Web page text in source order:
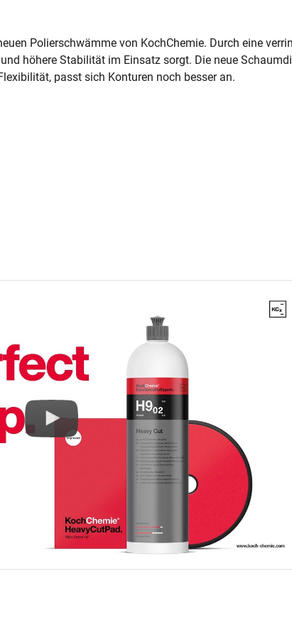
Polierschwämme von KochChemie. Durch eine
höhere Stabilität im Einsatz sorgt. Die neue
passt sich Konturen noch besser an.